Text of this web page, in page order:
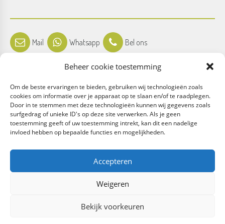
Beheer cookie toestemming
Om de beste ervaringen te bieden, gebruiken wij technologieën zoals
cookies om informatie over je apparaat op te slaan en/of te raadplegen.
Door in te stemmen met deze technologieën kunnen wij gegevens zoals
surfgedrag of unieke ID's op deze site verwerken. Als je geen
toestemming geeft of uw toestemming intrekt, kan dit een nadelige
invloed hebben op bepaalde functies en mogelijkheden.
Accepteren
Weigeren
Bekijk voorkeuren
Mail Whatsapp Bel ons
Facebook Instagram
Algemene voorwaarden